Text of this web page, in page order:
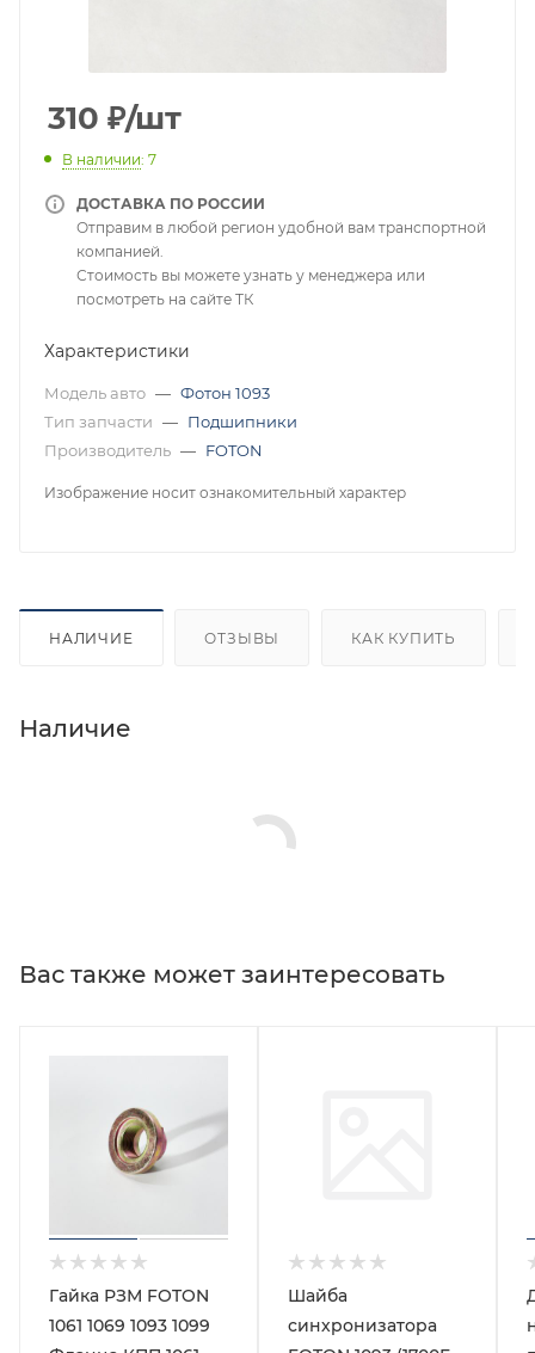
310 ₽/шт
В наличии: 7
ДОСТАВКА ПО РОССИИ
Отправим в любой регион удобной вам транспортной
компанией.
Стоимость вы можете узнать у менеджера или
посмотреть на сайте ТК
Характеристики
Модель авто — Фотон 1093
Тип запчасти — Подшипники
Производитель — FOTON
Изображение носит ознакомительный характер
НАЛИЧИЕ ОТЗЫВЫ КАК КУПИТЬ
Наличие
Вас также может заинтересовать
Гайка РЗМ FOTON
1061 1069 1093 1099
Шайба
синхронизатора